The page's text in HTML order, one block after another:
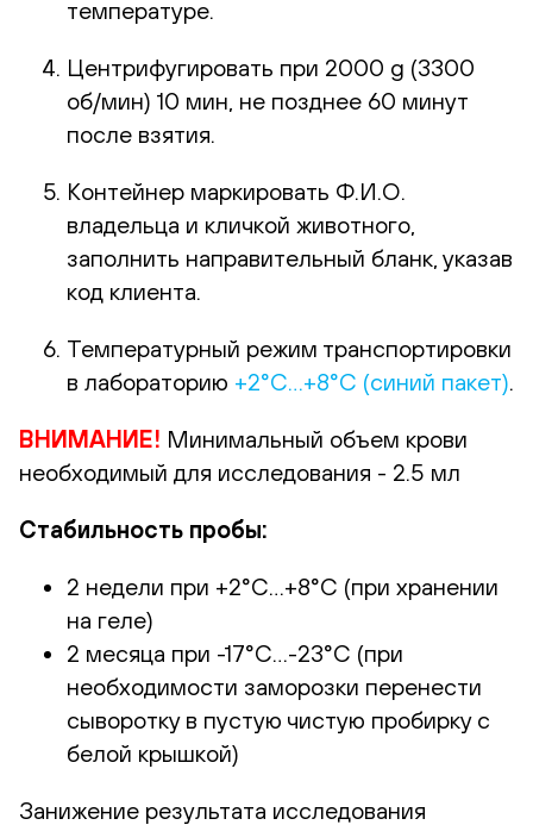
температуре.
Центрифугировать при 2000 g (3300
об/мин) 10 мин, не позднее 60 минут
после взятия.
Контейнер маркировать Ф.И.О.
владельца и кличкой животного,
заполнить направительный бланк, указав
код клиента.
Температурный режим транспортировки
в лабораторию +2°С…+8°С (синий пакет).
ВНИМАНИЕ! Минимальный объем крови
необходимый для исследования - 2.5 мл
Стабильность пробы:
2 недели при +2°С…+8°С (при хранении
на геле)
2 месяца при -17°С…-23°С (при
необходимости заморозки перенести
сыворотку в пустую чистую пробирку с
белой крышкой)
Занижение результата исследования